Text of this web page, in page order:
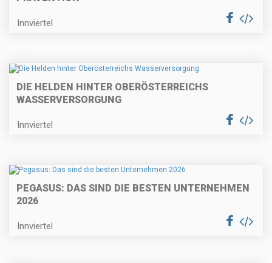
Innviertel
DIE HELDEN HINTER OBERÖSTERREICHS
WASSERVERSORGUNG
Innviertel
PEGASUS: DAS SIND DIE BESTEN UNTERNEHMEN
2026
Innviertel